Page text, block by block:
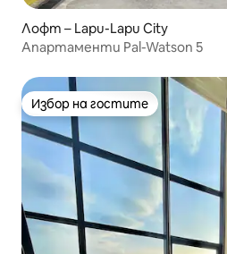
Лофт – Lapu-Lapu City
Апартаменти Pal-Watson 5
Избор на гостите
Избор на гостите